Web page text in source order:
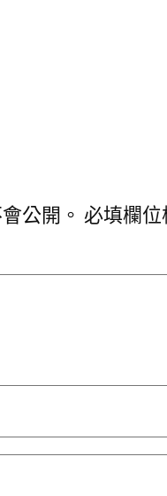
公開。 必填欄